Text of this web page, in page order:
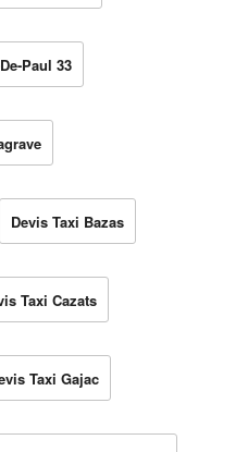
Paul 33
Devis Taxi Bazas
Taxi Cazats
Taxi Gajac